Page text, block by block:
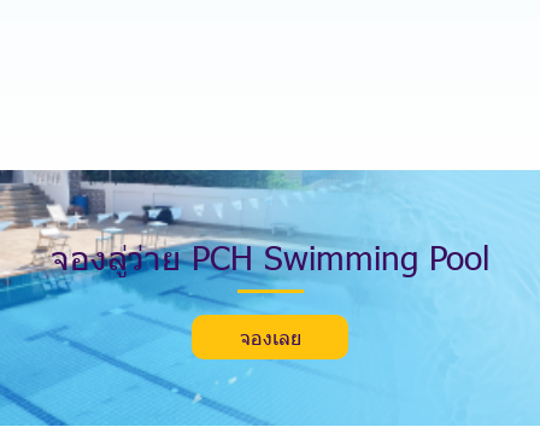
จองลู่ว่ายPCHSwimming Pool
จองเลย